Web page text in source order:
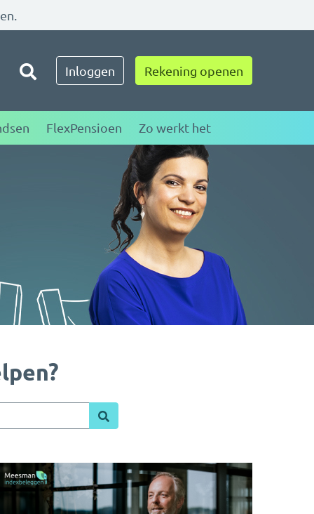
Toggle zoeken
Inloggen Rekening openen
FlexPensioen Zo werkt het